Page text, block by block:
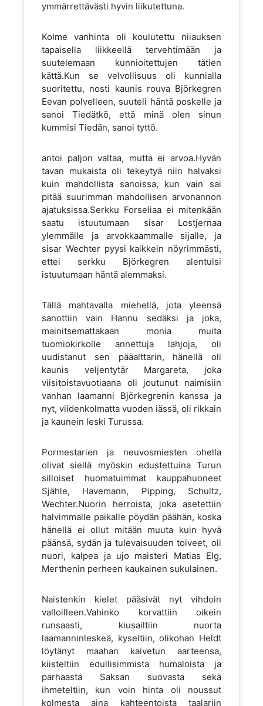
ymmärrettävästi hyvin liikutettuna.
Kolme vanhinta oli koulutettu niiauksen
tapaisella liikkeellä tervehtimään ja
suutelemaan kunnioitettujen tätien
kättä.Kun se velvollisuus oli kunnialla
suoritettu, nosti kaunis rouva Björkegren
Eevan polvelleen, suuteli häntä poskelle ja
sanoi Tiedätkö, että minä olen sinun
kummisi Tiedän, sanoi tyttö.
antoi paljon valtaa, mutta ei arvoa.Hyvän
tavan mukaista oli tekeytyä niin halvaksi
kuin mahdollista sanoissa, kun vain sai
pitää suurimman mahdollisen arvonannon
ajatuksissa.Serkku Forseliaa ei mitenkään
saatu istuutumaan sisar Lostjernaa
ylemmälle ja arvokkaammalle sijalle, ja
sisar Wechter pyysi kaikkein nöyrimmästi,
ettei serkku Björkegren alentuisi
istuutumaan häntä alemmaksi.
Tällä mahtavalla miehellä, jota yleensä
sanottiin vain Hannu sedäksi ja joka,
mainitsemattakaan monia muita
tuomiokirkolle annettuja lahjoja, oli
uudistanut sen pääalttarin, hänellä oli
kaunis veljentytär Margareta, joka
viisitoistavuotiaana oli joutunut naimisiin
vanhan laamanni Björkegrenin kanssa ja
nyt, viidenkolmatta vuoden iässä, oli rikkain
ja kaunein leski Turussa.
Pormestarien ja neuvosmiesten ohella
olivat siellä myöskin edustettuina Turun
silloiset huomatuimmat kauppahuoneet
Sjähle, Havemann, Pipping, Schultz,
Wechter.Nuorin herroista, joka asetettiin
halvimmalle paikalle pöydän päähän, koska
hänellä ei ollut mitään muuta kuin hyvä
päänsä, sydän ja tulevaisuuden toiveet, oli
nuori, kalpea ja ujo maisteri Matias Elg,
Merthenin perheen kaukainen sukulainen.
Naistenkin kielet pääsivät nyt vihdoin
valloilleen.Vahinko korvattiin oikein
runsaasti, kiusailtiin nuorta
laamanninleskeä, kyseltiin, olikohan Heldt
löytänyt maahan kaivetun aarteensa,
kiisteltiin edullisimmista humaloista ja
parhaasta Saksan suovasta sekä
ihmeteltiin, kun voin hinta oli noussut
kolmesta aina kahteentoista taalariin